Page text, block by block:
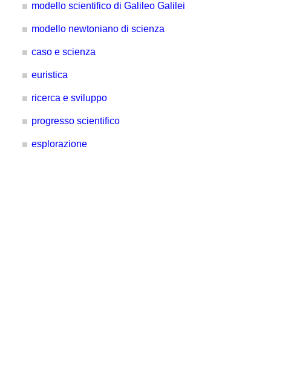
modello scientifico di Galileo Galilei
modello newtoniano di scienza
caso e scienza
euristica
ricerca e sviluppo
progresso scientifico
esplorazione